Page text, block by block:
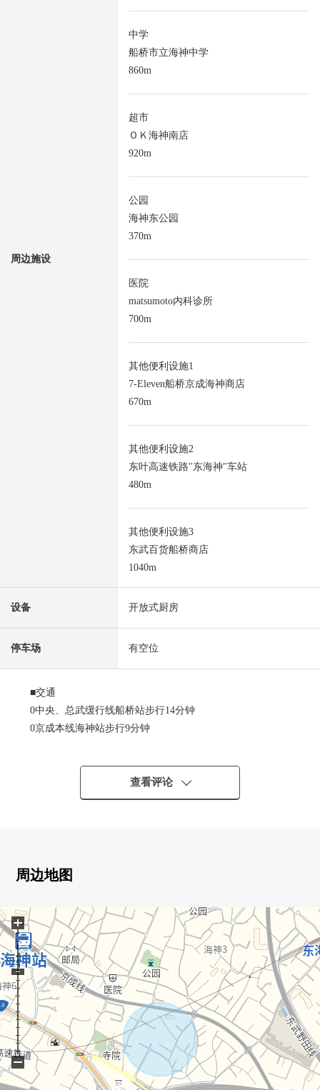
周边施设
中学
船桥市立海神中学
860m
超市
ＯＫ海神南店
920m
公园
海神东公园
370m
医院
matsumoto内科诊所
700m
其他便利设施1
7-Eleven船桥京成海神商店
670m
其他便利设施2
东叶高速铁路"东海神"车站
480m
其他便利设施3
东武百货船桥商店
1040m
设备 开放式厨房
停车场 有空位
■交通
0中央、总武缓行线船桥站步行14分钟
0京成本线海神站步行9分钟
0三泽住房施工的自由设计住宅
○为有邻地和距离光照、通风良好
查看评论
周边地图
+
−